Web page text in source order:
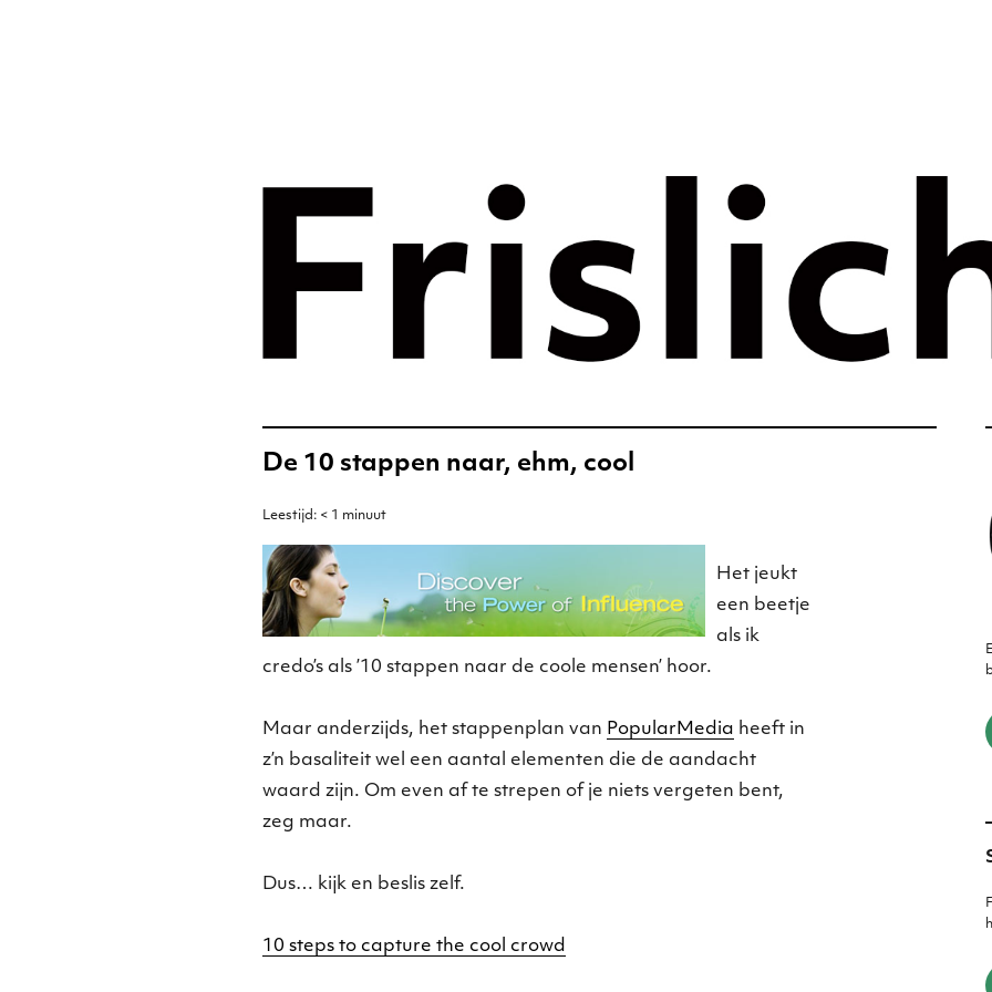
Merkstrategie voor
Frislicht
De 10 stappen naar, ehm, cool
Leestijd: < 1 minuut
Het jeukt
een beetje
als ik
credo’s als ’10 stappen naar de coole mensen’ hoor.
Maar anderzijds, het stappenplan van PopularMedia heeft in
z’n basaliteit wel een aantal elementen die de aandacht
waard zijn. Om even af te strepen of je niets vergeten bent,
zeg maar.
Dus… kijk en beslis zelf.
10 steps to capture the cool crowd